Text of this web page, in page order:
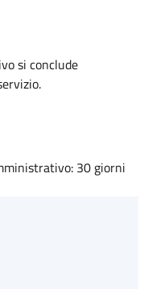
si conclude
30 giorni